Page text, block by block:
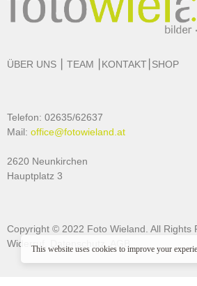
ÜBER UNS TEAM KONTAKT SHOP
Telefon: 02635/62637
Mail: office@fotowieland.at
2620 Neunkirchen
Hauptplatz 3
Copyright © 2022 Foto Wieland. All Rights
Widerruf.
Datenschutz . AGB
This website uses cookies to improve your